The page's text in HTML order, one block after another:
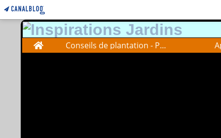
Home Conseils de plantation - Plantations advise